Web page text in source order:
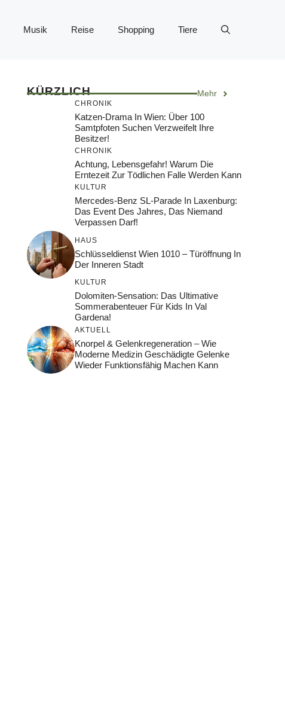
Musik Reise Shopping Tiere
KÜRZLICH Mehr
CHRONIK
Katzen-Drama In Wien: Über 100
Samtpfoten Suchen Verzweifelt Ihre
Besitzer!
CHRONIK
Achtung, Lebensgefahr! Warum Die
Erntezeit Zur Tödlichen Falle Werden Kann
KULTUR
Mercedes-Benz SL-Parade In Laxenburg:
Das Event Des Jahres, Das Niemand
Verpassen Darf!
HAUS
Schlüsseldienst Wien 1010 – Türöffnung In
Der Inneren Stadt
KULTUR
Dolomiten-Sensation: Das Ultimative
Sommerabenteuer Für Kids In Val
Gardena!
AKTUELL
Knorpel & Gelenkregeneration – Wie
Moderne Medizin Geschädigte Gelenke
Wieder Funktionsfähig Machen Kann